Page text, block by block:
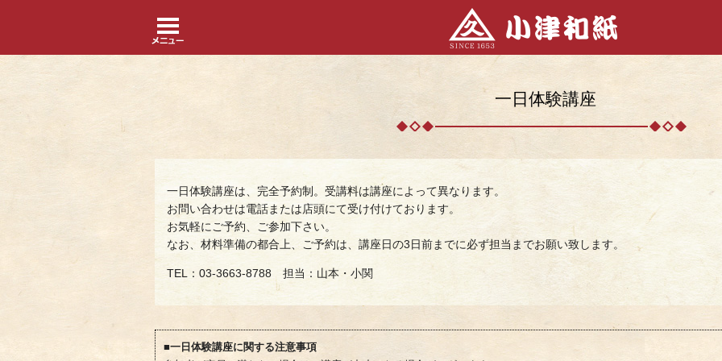
一日体験講座
一日体験講座は、完全予約制。受講料は講座によって異なります。
お問い合わせは電話または店頭にて受け付けております。
お気軽にご予約、ご参加下さい。
なお、材料準備の都合上、ご予約は、講座日の3日前までに必ず担当までお願い致します。
TEL：03-3663-8788 担当：山本・小関
■一日体験講座に関する注意事項